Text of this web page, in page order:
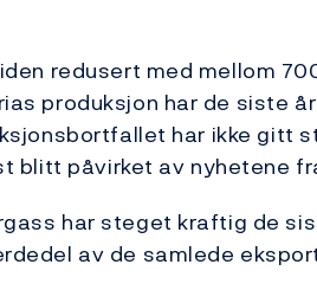
redusert med mellom
produksjon har de siste
har ikke gitt
blitt påvirket av nyhetene
har steget kraftig de
av de samlede